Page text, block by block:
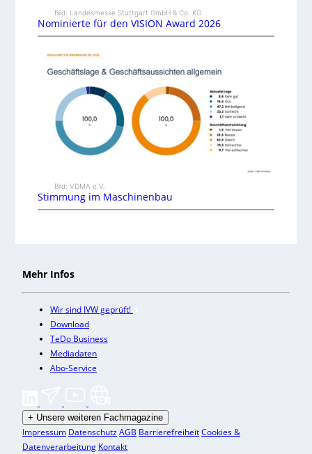
Bild: Landesmesse Stuttgart GmbH & Co. KG
Nominierte für den VISION Award 2026
Bild: VDMA e.V.
Stimmung im Maschinenbau
Mehr Infos
Wir sind IVW geprüft!
Download
TeDo Business
Mediadaten
Abo-Service
+ Unsere weiteren Fachmagazine
Impressum DatenschutzAGB BarrierefreiheitCookies &
Datenverarbeitung Kontakt